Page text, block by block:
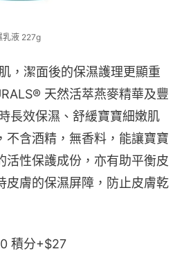
乳液 227g
，潔面後的保濕護理更顯重
天然活萃燕麥精華及豐
長效保濕、舒緩寶寶細嫩肌
不含酒精，無香料，能讓寶寶
活性保護成份，亦有助平衡皮
皮膚的保濕屏障，防止皮膚乾
積分+$27